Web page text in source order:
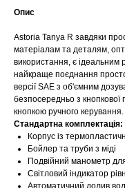
Опис
Astoria Tanya R завдяки
матеріалам та деталям,
використання, є ідеальним
найкраще поєднання
версії SAE з об'ємним
безпосередньо з кнопкової
кнопкою ручного керування.
Стандартна комплектація:
Корпус із
Бойлер та труби з міді
Подвійний манометр
Світловий індикатор